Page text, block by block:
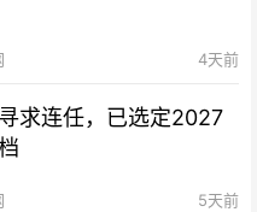
4天前
求连任，已选定2027
5天前